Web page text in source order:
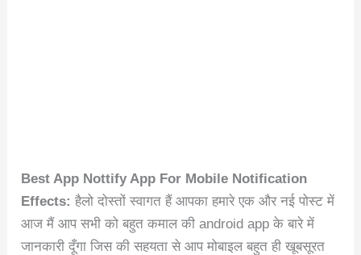
Best App Nottify App For Mobile Notification
Effects: हैलो दोस्तों स्वागत हैं आपका हमारे एक और नई पोस्ट में
आज मैं आप सभी को बहुत कमाल की android app के बारे में
जानकारी दूँगा जिस की सहयता से आप मोबाइल बहुत ही खूबसूरत